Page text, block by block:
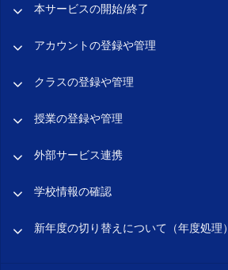
本サービスの開始/終了
アカウントの登録や管理
クラスの登録や管理
授業の登録や管理
外部サービス連携
学校情報の確認
新年度の切り替えについて（年度処理）